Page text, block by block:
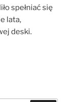
spełniać się
lata,
deski.